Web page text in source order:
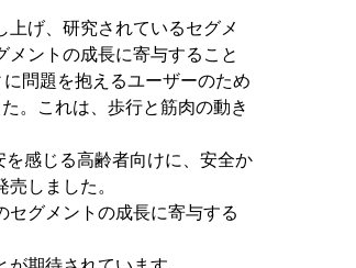
げ、研究されているセグメ
ントの成長に寄与すること
問題を抱えるユーザーのため
。これは、歩行と筋肉の動き
感じる高齢者向けに、安全か
しました。
グメントの成長に寄与する